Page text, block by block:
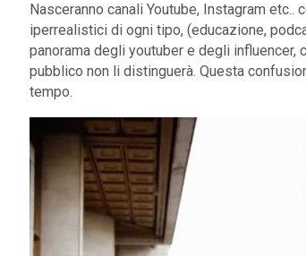
Nasceranno canali Youtube, Instagram
iperrealistici di ogni tipo, (educazione,
panorama degli youtuber e degli
pubblico non li distinguerà. Questa
tempo.